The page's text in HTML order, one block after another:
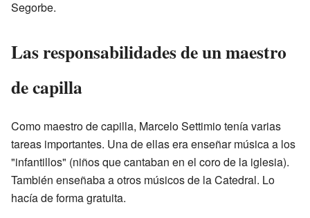
Segorbe.
Las responsabilidades de un maestro
de capilla
Como maestro de capilla, Marcelo Settimio tenía varias
tareas importantes. Una de ellas era enseñar música a los
"infantillos" (niños que cantaban en el coro de la iglesia).
También enseñaba a otros músicos de la Catedral. Lo
hacía de forma gratuita.